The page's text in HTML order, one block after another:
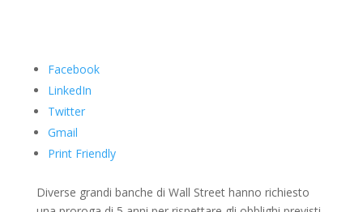
Facebook
LinkedIn
Twitter
Gmail
Print Friendly
Diverse grandi banche di Wall Street hanno richiesto